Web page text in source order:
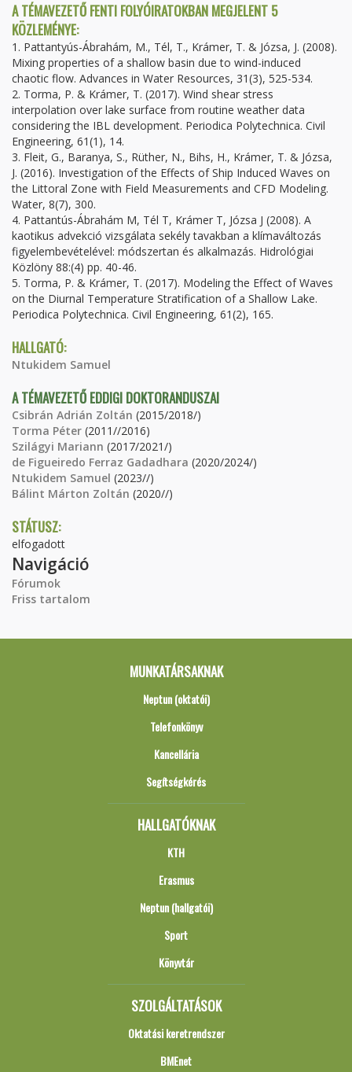
A TÉMAVEZETŐ FENTI FOLYÓIRATOKBAN MEGJELENT 5
KÖZLEMÉNYE:
1. Pattantyús-Ábrahám, M., Tél, T., Krámer, T. & Józsa, J. (2008).
Mixing properties of a shallow basin due to wind-induced
chaotic flow. Advances in Water Resources, 31(3), 525-534.
2. Torma, P. & Krámer, T. (2017). Wind shear stress
interpolation over lake surface from routine weather data
considering the IBL development. Periodica Polytechnica. Civil
Engineering, 61(1), 14.
3. Fleit, G., Baranya, S., Rüther, N., Bihs, H., Krámer, T. & Józsa,
J. (2016). Investigation of the Effects of Ship Induced Waves on
the Littoral Zone with Field Measurements and CFD Modeling.
Water, 8(7), 300.
4. Pattantús-Ábrahám M, Tél T, Krámer T, Józsa J (2008). A
kaotikus advekció vizsgálata sekély tavakban a klímaváltozás
figyelembevételével: módszertan és alkalmazás. Hidrológiai
Közlöny 88:(4) pp. 40-46.
5. Torma, P. & Krámer, T. (2017). Modeling the Effect of Waves
on the Diurnal Temperature Stratification of a Shallow Lake.
Periodica Polytechnica. Civil Engineering, 61(2), 165.
HALLGATÓ:
Ntukidem Samuel
A TÉMAVEZETŐ EDDIGI DOKTORANDUSZAI
Csibrán Adrián Zoltán (2015/2018/)
Torma Péter (2011//2016)
Szilágyi Mariann (2017/2021/)
de Figueiredo Ferraz Gadadhara (2020/2024/)
Ntukidem Samuel (2023//)
Bálint Márton Zoltán (2020//)
STÁTUSZ:
elfogadott
Navigáció
Fórumok
Friss tartalom
MUNKATÁRSAKNAK
Neptun (oktatói)
Telefonkönyv
Kancellária
Segítségkérés
HALLGATÓKNAK
KTH
Erasmus
Neptun (hallgatói)
Sport
Könyvtár
SZOLGÁLTATÁSOK
Oktatási keretrendszer
BMEnet